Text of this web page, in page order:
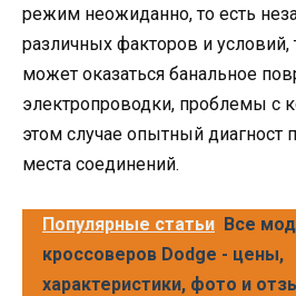
режим неожиданно, то есть
различных факторов и условий,
может оказаться банальное
электропроводки, проблемы с
этом случае опытный диагност
места соединений.
Популярные статьи Все
кроссоверов Dodge - цены,
характеристики, фото и